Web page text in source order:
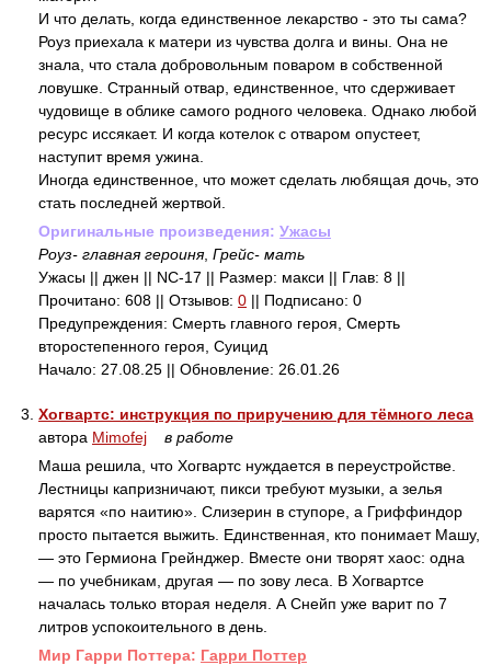
И что делать, когда единственное лекарство - это ты сама?
Роуз приехала к матери из чувства долга и вины. Она не
знала, что стала добровольным поваром в собственной
ловушке. Странный отвар, единственное, что сдерживает
чудовище в облике самого родного человека. Однако любой
ресурс иссякает. И когда котелок с отваром опустеет,
наступит время ужина.
Иногда единственное, что может сделать любящая дочь, это
стать последней жертвой.
Оригинальные произведения: Ужасы
Роуз- главная героиня, Грейс- мать
Ужасы || джен || NC-17 || Размер: макси || Глав: 8 ||
Прочитано: 608 || Отзывов: 0 || Подписано: 0
Предупреждения: Смерть главного героя, Смерть
второстепенного героя, Суицид
Начало: 27.08.25 || Обновление: 26.01.26
3. Хогвартс: инструкция по приручению для тёмного леса
автора Mimofej
в работе
Маша решила, что Хогвартс нуждается в переустройстве.
Лестницы капризничают, пикси требуют музыки, а зелья
варятся «по наитию». Слизерин в ступоре, а Гриффиндор
просто пытается выжить. Единственная, кто понимает Машу,
— это Гермиона Грейнджер. Вместе они творят хаос: одна
— по учебникам, другая — по зову леса. В Хогвартсе
началась только вторая неделя. А Снейп уже варит по 7
литров успокоительного в день.
Mир Гарри Поттера: Гарри Поттер